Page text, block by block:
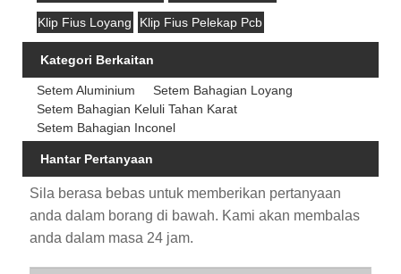
Klip Fius Loyang Klip Fius Pelekap Pcb
Kategori Berkaitan
Setem Aluminium
Setem Bahagian Loyang
Setem Bahagian Keluli Tahan Karat
Setem Bahagian Inconel
Hantar Pertanyaan
Sila berasa bebas untuk memberikan pertanyaan
anda dalam borang di bawah. Kami akan membalas
anda dalam masa 24 jam.